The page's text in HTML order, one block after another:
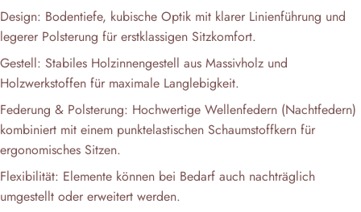
Design: Bodentiefe, kubische Optik mit klarer Linienführung und
legerer Polsterung für erstklassigen Sitzkomfort.
Gestell: Stabiles Holzinnengestell aus Massivholz und
Holzwerkstoffen für maximale Langlebigkeit.
Federung & Polsterung: Hochwertige Wellenfedern (Nachtfedern)
kombiniert mit einem punktelastischen Schaumstoffkern für
ergonomisches Sitzen.
Flexibilität: Elemente können bei Bedarf auch nachträglich
umgestellt oder erweitert werden.